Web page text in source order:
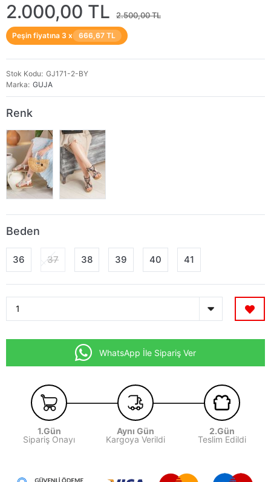
2.000,00 TL 2.500,00 TL
Peşin fiyatına 3 x 666,67 TL
Stok Kodu GJ171-2-BY
Marka GUJA
Renk
Beden
36 37 38 39 40 41
WhatsApp İle Sipariş Ver
1.Gün
Sipariş Onayı
Aynı Gün
Kargoya Verildi
2.Gün
Teslim Edildi